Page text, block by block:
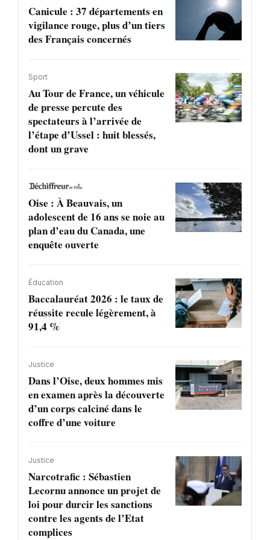
Canicule : 37 départements en
vigilance rouge, plus d’un tiers
des Français concernés
Sport
Au Tour de France, un véhicule
de presse percute des
spectateurs à l’arrivée de
l’étape d’Ussel : huit blessés,
dont un grave
Oise : À Beauvais, un
adolescent de 16 ans se noie au
plan d’eau du Canada, une
enquête ouverte
Éducation
Baccalauréat 2026 : le taux de
réussite recule légèrement, à
91,4 %
Justice
Dans l’Oise, deux hommes mis
en examen après la découverte
d’un corps calciné dans le
coffre d’une voiture
Justice
Narcotrafic : Sébastien
Lecornu annonce un projet de
loi pour durcir les sanctions
contre les agents de l’Etat
complices